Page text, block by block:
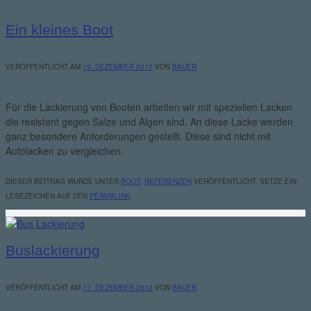
Ein kleines Boot
VERÖFFENTLICHT AM 19. DEZEMBER 2012 VON BAUER
Für die Lackierung von Booten arbeiten wir mit speziellen Lacken
die resistent gegen Salze und Algen sind. An diese Lacke werden
ganz besondere Anforderungen gestellt. Diese sind nicht mit
Autolacken zu vergleichen.
DIESER BEITRAG WURDE UNTER BOOT, REFERENZEN VERÖFFENTLICHT. SETZE EIN
LESEZEICHEN AUF DEN PERMALINK
Buslackierung
VERÖFFENTLICHT AM 17. DEZEMBER 2012 VON BAUER